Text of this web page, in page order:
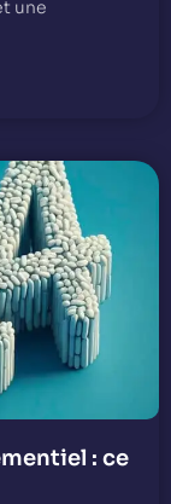
une
: ce